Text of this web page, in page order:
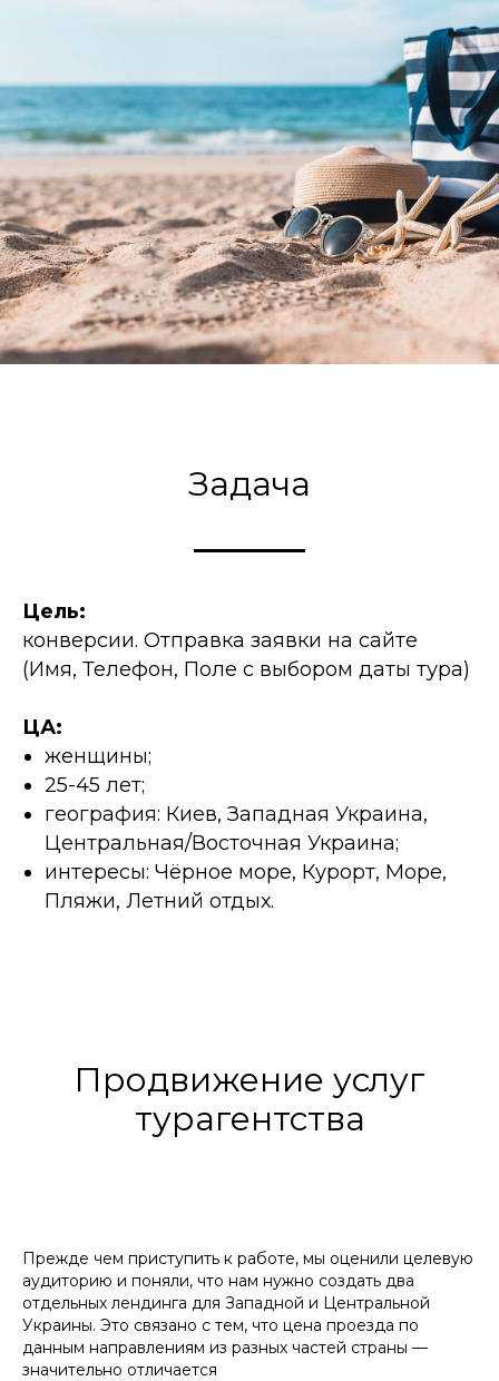
Задача
Цель:
конверсии. Отправка заявки на сайте
(Имя, Телефон, Поле с выбором даты тура)
ЦА:
женщины;
25-45 лет;
география: Киев, Западная Украина,
Центральная/Восточная Украина;
интересы: Чёрное море, Курорт, Море,
Пляжи, Летний отдых.
Продвижение услуг
турагентства
Прежде чем приступить к работе, мы оценили целевую
аудиторию и поняли, что нам нужно создать два
отдельных лендинга для Западной и Центральной
Украины. Это связано с тем, что цена проезда по
данным направлениям из разных частей страны —
значительно отличается